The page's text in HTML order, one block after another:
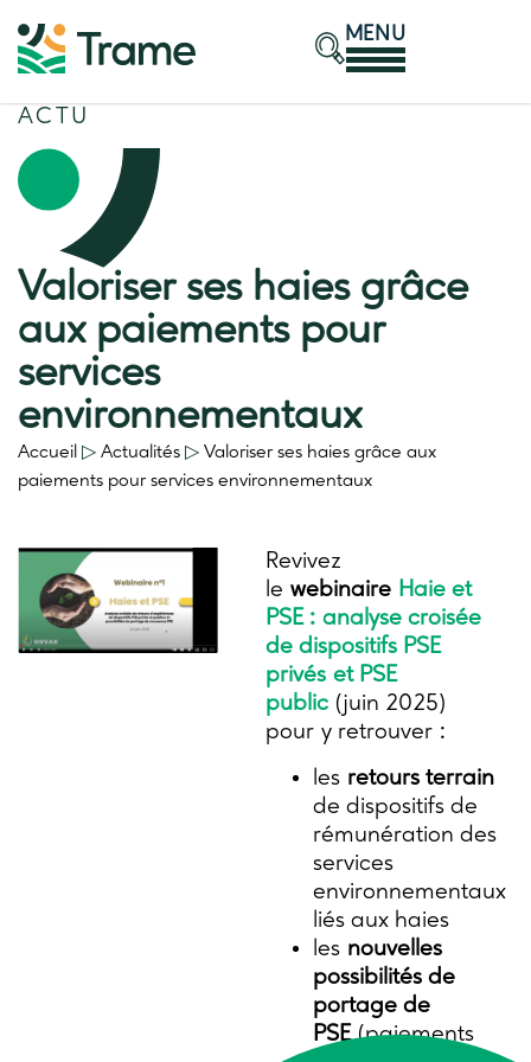
MENU
ACTU
Valoriser ses haies grâce
aux paiements pour
services
environnementaux
Accueil ▷ Actualités ▷ Valoriser ses haies grâce aux
paiements pour services environnementaux
Revivez
le webinaire Haie et
PSE : analyse croisée
de dispositifs PSE
privés et PSE
public (juin 2025)
pour y retrouver :
les retours terrain
de dispositifs de
rémunération des
services
environnementaux
liés aux haies
les nouvelles
possibilités de
portage de
PSE(paiements